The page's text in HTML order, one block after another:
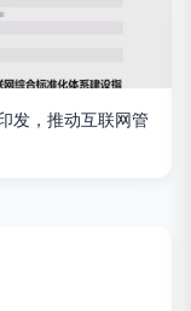
发，推动互联网管